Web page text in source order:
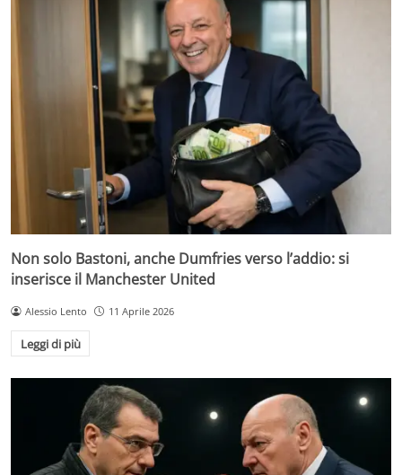
Non solo Bastoni, anche Dumfries verso l’addio: si
inserisce il Manchester United
Alessio Lento 11 Aprile 2026
Leggi di più